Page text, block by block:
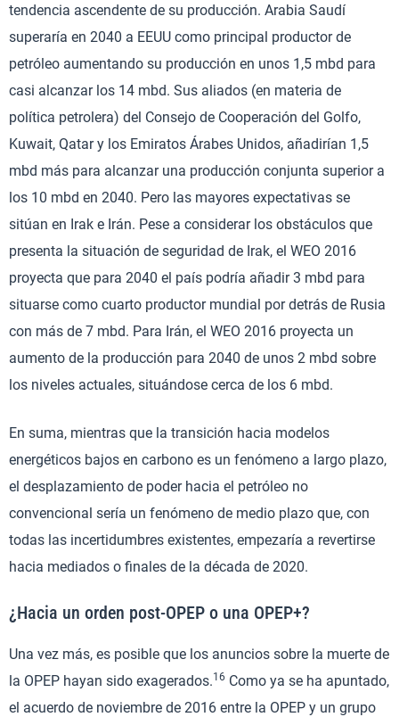
tendencia ascendente de su producción. Arabia Saudí
superaría en 2040 a EEUU como principal productor de
petróleo aumentando su producción en unos 1,5 mbd para
casi alcanzar los 14 mbd. Sus aliados (en materia de
política petrolera) del Consejo de Cooperación del Golfo,
Kuwait, Qatar y los Emiratos Árabes Unidos, añadirían 1,5
mbd más para alcanzar una producción conjunta superior a
los 10 mbd en 2040. Pero las mayores expectativas se
sitúan en Irak e Irán. Pese a considerar los obstáculos que
presenta la situación de seguridad de Irak, el WEO 2016
proyecta que para 2040 el país podría añadir 3 mbd para
situarse como cuarto productor mundial por detrás de Rusia
con más de 7 mbd. Para Irán, el WEO 2016 proyecta un
aumento de la producción para 2040 de unos 2 mbd sobre
los niveles actuales, situándose cerca de los 6 mbd.
En suma, mientras que la transición hacia modelos
energéticos bajos en carbono es un fenómeno a largo plazo,
el desplazamiento de poder hacia el petróleo no
convencional sería un fenómeno de medio plazo que, con
todas las incertidumbres existentes, empezaría a revertirse
hacia mediados o finales de la década de 2020.
¿Hacia un orden post-OPEP o una OPEP+?
Una vez más, es posible que los anuncios sobre la muerte de
la OPEP hayan sido exagerados.16 Como ya se ha apuntado,
el acuerdo de noviembre de 2016 entre la OPEP y un grupo